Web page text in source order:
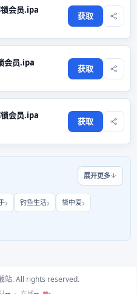
会员.ipa
获取
会员.ipa
获取
会员.ipa
获取
展开更多
钓鱼生活 袋中爱
站. All rights reserved.